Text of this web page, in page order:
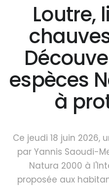
Loutre,
espèces
à
Ce jeudi 18 juin
par Yannis Saoudi-
Natura 2000 à
proposée aux